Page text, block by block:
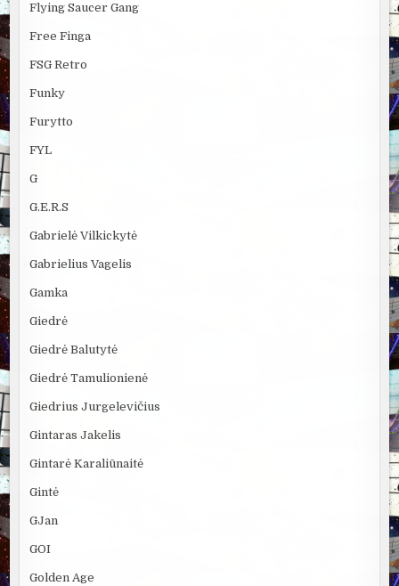
Flying Saucer Gang
Free Finga
FSG Retro
Funky
Furytto
FYL
G
G.E.R.S
Gabrielė Vilkickytė
Gabrielius Vagelis
Gamka
Giedrė
Giedrė Balutytė
Giedrė Tamulionienė
Giedrius Jurgelevičius
Gintaras Jakelis
Gintarė Karaliūnaitė
Gintė
GJan
GOI
Golden Age